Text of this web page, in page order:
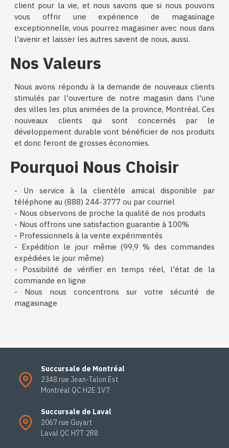
client pour la vie, et nous savons que si nous pouvons
vous offrir une expérience de magasinage
exceptionnelle, vous pourrez magasiner avec nous dans
l'avenir et laisser les autres savent de nous, aussi.
Nos Valeurs
Nous avons répondu à la demande de nouveaux clients
stimulés par l'ouverture de notre magasin dans l'une
des villes les plus animées de la province, Montréal. Ces
nouveaux clients qui sont concernés par le
développement durable vont bénéficier de nos produits
et donc feront de grosses économies.
Pourquoi Nous Choisir
- Un service à la clientèle amical disponible par
téléphone au (888) 244-3777 ou par courriel
- Nous observons de proche la qualité de nos produits
- Nous offrons une satisfaction guarantie à 100%
- Professionnels à la vente expérimentés
- Expédition le jour même (99,9 % des commandes
expédiées le jour même)
- Possibilité de vérifier en temps réel, l'état de la
commande en ligne
- Nous nous concentrons sur votre sécurité de
magasinage
Succursale de Montréal
2348 rue Jean-Talon Est
Montréal QC H2E 1V7
Succursale de Laval
2067 rue Guyart
Laval QC H7T 2R8